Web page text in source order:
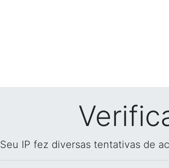
Seu IP fez diversas tentativas de